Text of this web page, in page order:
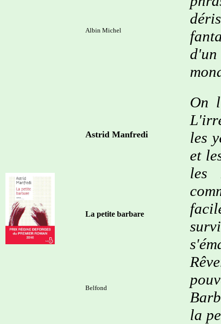
Albin Michel
Astrid Manfredi
On
les
et
les
la
La petite barbare
Belfond